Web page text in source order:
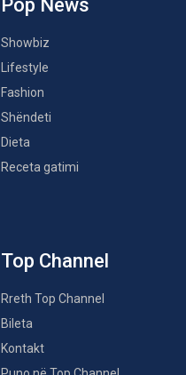
Pop News
Showbiz
Lifestyle
Fashion
Shëndeti
Dieta
Receta gatimi
Top Channel
Rreth Top Channel
Bileta
Kontakt